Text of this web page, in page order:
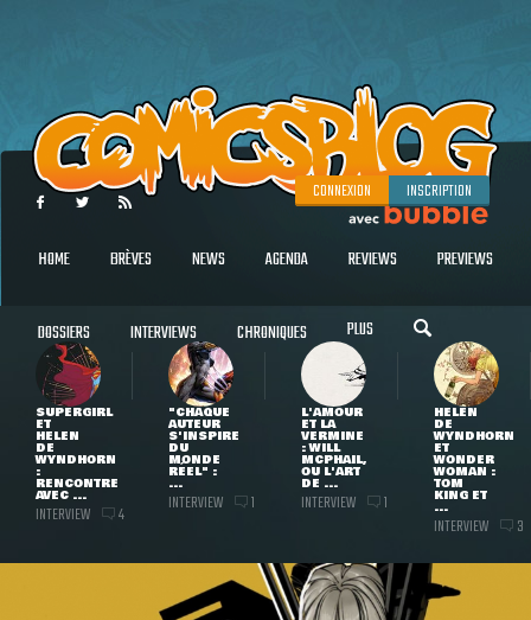
CONNEXION INSCRIPTION
HOME BRÈVES NEWS AGENDA REVIEWS PREVIEWS
DOSSIERS INTERVIEWS CHRONIQUES PLUS
SUPERGIRL
ET
HELEN
DE
WYNDHORN
:
RENCONTRE
AVEC ...
INTERVIEW 4
"CHAQUE
AUTEUR
S'INSPIRE
DU
MONDE
RÉEL" :
...
INTERVIEW 1
L'AMOUR
ET LA
VERMINE
: WILL
MCPHAIL,
OU L'ART
DE ...
INTERVIEW 1
HELEN
DE
WYNDHORN
ET
WONDER
WOMAN :
TOM
KING ET
...
INTERVIEW 3